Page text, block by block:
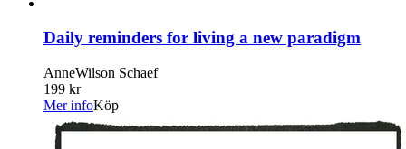
Daily reminders for living a new paradigm
AnneWilson Schaef
199 kr
Mer infoKöp